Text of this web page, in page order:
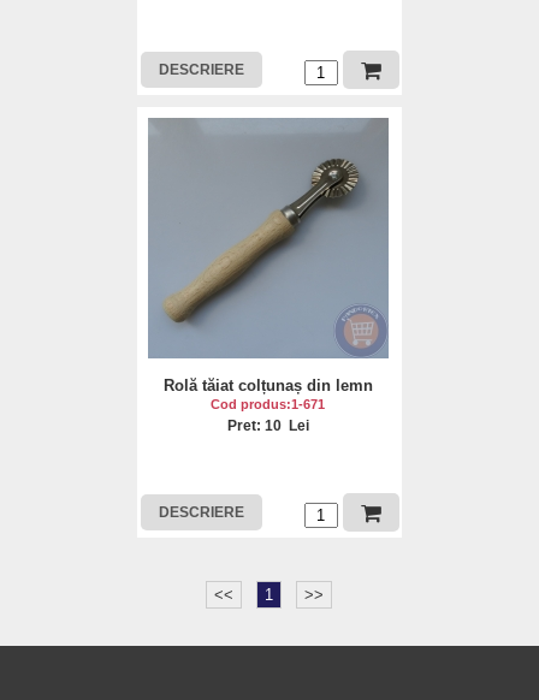
DESCRIERE
Rolă tăiat colțunaș din lemn
Cod produs:1-671
Pret: 10 Lei
DESCRIERE
<< 1 >>